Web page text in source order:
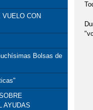
CON
Bolsas de
AYUDAS